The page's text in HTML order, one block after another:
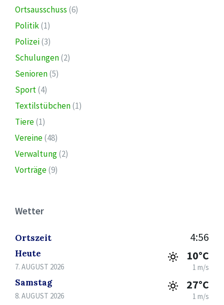
Ortsausschuss (6)
Politik(1)
Polizei(3)
Schulungen(2)
Senioren(5)
Sport(4)
Textilstübchen(1)
Tiere(1)
Vereine(48)
Verwaltung(2)
Vorträge(9)
Wetter
Ortszeit 4:56
Heute
7. AUGUST 2026
10°C
1 m/s
Samstag
8. AUGUST 2026
27°C
1 m/s